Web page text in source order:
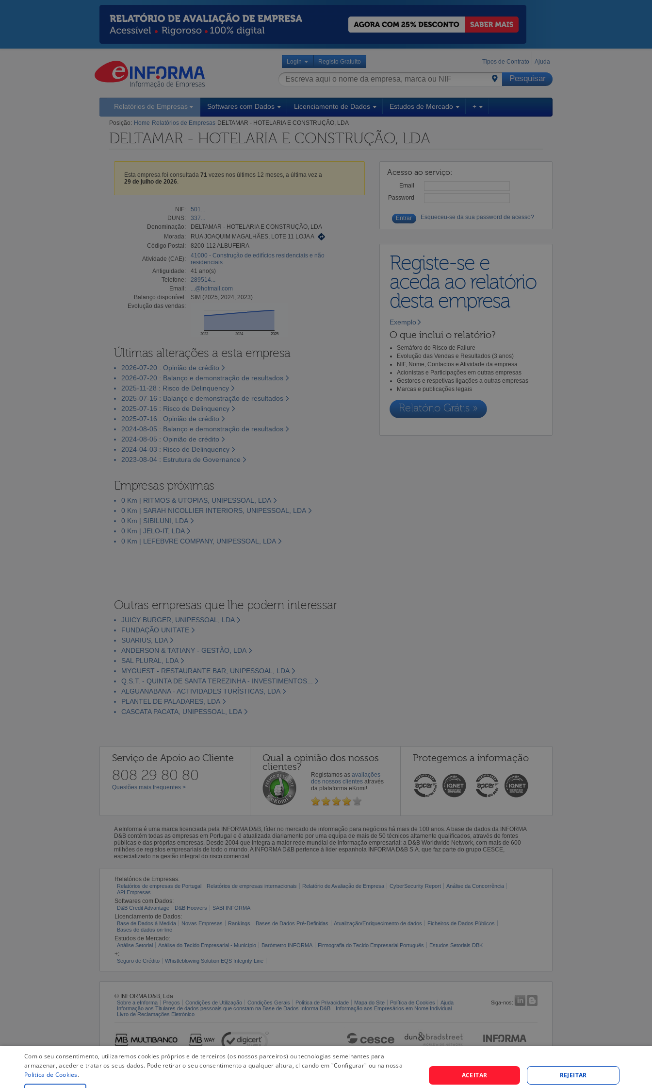
Login Registo Gratuito Tipos de Contrato Ajuda
Relatórios de Empresas Softwares com Dados Licenciamento de Dados Estudos de Mercado +
Posição: Home Relatórios de Empresas DELTAMAR - HOTELARIA E CONSTRUÇÃO, LDA
DELTAMAR - HOTELARIA E CONSTRUÇÃO, LDA
Esta empresa foi consultada 71 vezes nos últimos 12 meses, a última vez a
29 de julho de 2026
NIF:
501...
DUNS:
337...
Denominação:
DELTAMAR - HOTELARIA E CONSTRUÇÃO, LDA
Morada:
RUA JOAQUIM MAGALHÃES, LOTE 11 LOJA A
Código Postal:
8200-112 ALBUFEIRA
Atividade (CAE):
41000 - Construção de edifícios residenciais e não
residenciais
Antiguidade:
41 ano(s)
Telefone:
289514...
Email:
...@hotmail.com
Balanço disponível:
SIM (2025, 2024, 2023)
Evolução das vendas:
2023 2024 2025
Últimas alterações a esta empresa
2026-07-20 : Opinião de crédito
2026-07-20 : Balanço e demonstração de resultados
2025-11-28 : Risco de Delinquency
2025-07-16 : Balanço e demonstração de resultados
2025-07-16 : Risco de Delinquency
2025-07-16 : Opinião de crédito
2024-08-05 : Balanço e demonstração de resultados
2024-08-05 : Opinião de crédito
2024-04-03 : Risco de Delinquency
2023-08-04 : Estrutura de Governance
Empresas próximas
0 Km | RITMOS & UTOPIAS, UNIPESSOAL, LDA
0 Km | SARAH NICOLLIER INTERIORS, UNIPESSOAL, LDA
0 Km | SIBILUNI, LDA
0 Km | JELO-IT, LDA
0 Km | LEFEBVRE COMPANY, UNIPESSOAL, LDA
Acesso ao serviço:
Email
Password
Esqueceu-se da sua password de acesso?
Registe-se e
aceda ao relatório
desta empresa
Exemplo
O que inclui o relatório?
Semáforo do Risco de Failure
Evolução das Vendas e Resultados (3 anos)
NIF, Nome, Contactos e Atividade da empresa
Acionistas e Participações em outras empresas
Gestores e respetivas ligações a outras empresas
Marcas e publicações legais
Relatório Grátis »
Outras empresas que lhe podem interessar
JUICY BURGER, UNIPESSOAL, LDA
FUNDAÇÃO UNITATE
SUARIUS, LDA
ANDERSON & TATIANY - GESTÃO, LDA
SAL PLURAL, LDA
MYGUEST - RESTAURANTE BAR, UNIPESSOAL, LDA
Q.S.T. - QUINTA DE SANTA TEREZINHA - INVESTIMENTOS...
ALGUANABANA - ACTIVIDADES TURÍSTICAS, LDA
PLANTEL DE PALADARES, LDA
CASCATA PACATA, UNIPESSOAL, LDA
Serviço de Apoio ao Cliente
808 29 80 80
Questões mais frequentes >
Qual a opinião dos nossos
clientes?
Registamos as avaliações
dos nossos clientes através
da plataforma eKomi!
Protegemos a informação
A eInforma é uma marca licenciada pela INFORMA D&B, líder no mercado de informação para negócios há mais de 100 anos. A base de dados da INFORMA
D&B contém todas as empresas em Portugal e é atualizada diariamente por uma equipa de mais de 50 técnicos altamente qualificados, através de fontes
públicas e das próprias empresas. Desde 2004 que integra a maior rede mundial de informação empresarial: a D&B Worldwide Network, com mais de 600
milhões de registos empresariais de todo o mundo. A INFORMA D&B pertence à líder espanhola INFORMA D&B S.A. que faz parte do grupo CESCE,
especializado na gestão integral do risco comercial.
Relatórios de Empresas:
Relatórios de empresas de Portugal Relatórios de empresas internacionais Relatório de Avaliação de Empresa CyberSecurity Report
Análise da Concorrência
API Empresas
Softwares com Dados:
D&B Credit Advantage D&B Hoovers SABI INFORMA
Licenciamento de Dados:
Base de Dados à Medida Novas Empresas Rankings Bases de Dados Pré-Definidas Atualização/Enriquecimento de dados
Ficheiros de Dados Públicos
Bases de dados on-line
Estudos de Mercado:
Análise Setorial Análise do Tecido Empresarial - Município Barómetro INFORMA Firmografia do Tecido Empresarial Português Estudos Setoriais DBK
+:
Seguro de Crédito Whistleblowing Solution EQS Integrity Line
© INFORMA D&B, Lda
Sobre a eInforma Preços Condições de Utilização Condições Gerais Política de Privacidade Mapa do Site Política de Cookies Ajuda
Siga-nos:
Informação aos Titulares de dados pessoais que constam na Base de Dados Informa D&B
Informação aos Empresários em Nome Individual
Livro de Reclamações Eletrónico
Com o seu consentimento, utilizaremos cookies próprios e de terceiros (os nossos parceiros) ou tecnologias semelhantes para
armazenar, aceder e tratar os seus dados. Pode retirar o seu consentimento a qualquer altura, clicando em "Configurar" ou na nossa
Politica de Cookies. ACEITAR REJEITAR